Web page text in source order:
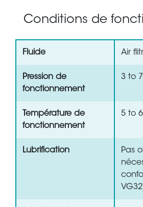
Conditions de
Fluide Air
Pression de
fonctionnement
3 to
Température de
fonctionnement
5 to
Lubrification
Pas